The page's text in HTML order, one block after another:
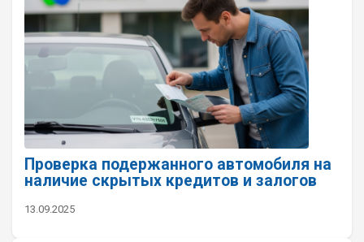
Проверка подержанного автомобиля на
наличие скрытых кредитов и залогов
13.09.2025